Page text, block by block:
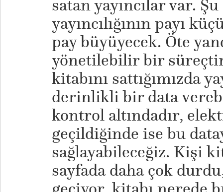
satan yayıncılar var.
yayıncılığının payı
pay büyüyecek. Öte
yönetilebilir bir
kitabını sattığımızda
derinlikli bir data
kontrol altındadır,
geçildiğinde ise bu
sağlayabileceğiz. Kişi
sayfada daha çok